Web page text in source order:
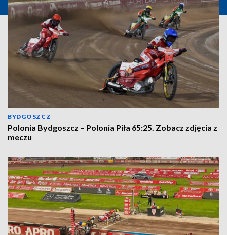
BYDGOSZCZ
Polonia Bydgoszcz – Polonia Piła 65:25. Zobacz zdjęcia z
meczu